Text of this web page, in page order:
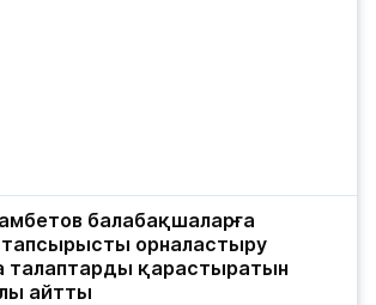
балабақшаларға
тапсырысты орналастыру
талаптарды қарастыратын
айтты